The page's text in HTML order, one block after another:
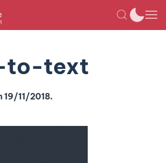
to-text
19/11/2018.